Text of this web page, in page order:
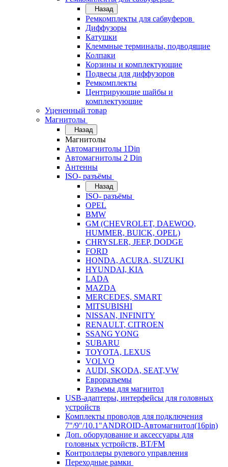
Назад
Ремкомплекты для сабвуферов
Диффузоры
Катушки
Клеммные терминалы, подводящие
Колпаки
Корзины и комплектующие
Подвесы для диффузоров
Ремкомплекты
Центрирующие шайбы и
комплектующие
Уцененный товар
Магнитолы
Назад
Магнитолы
Автомагнитолы 1Din
Автомагнитолы 2 Din
Антенны
ISO- разъёмы
Назад
ISO- разъёмы
OPEL
BMW
GM (CHEVROLET, DAEWOO,
HUMMER, BUICK, OPEL)
CHRYSLER, JEEP, DODGE
FORD
HONDA, ACURA, SUZUKI
HYUNDAI, KIA
LADA
MAZDA
MERCEDES, SMART
MITSUBISHI
NISSAN, INFINITY
RENAULT, CITROEN
SSANG YONG
SUBARU
TOYOTA, LEXUS
VOLVO
AUDI, SKODA, SEAT,VW
Евроразъемы
Разъемы для магнитол
USB-адаптеры, интерфейсы для головных
устройств
Комплекты проводов для подключения
7"/9"/10.1"ANDROID-Автомагнитол(16pin)
Доп. оборудование и аксессуары для
головных устройств, BT/FM
Контроллеры рулевого управления
Переходные рамки